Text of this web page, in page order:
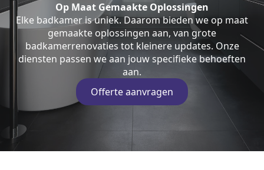
Op Maat Gemaakte Oplossingen
Elke badkamer is uniek. Daarom bieden we op maat
gemaakte oplossingen aan, van grote
badkamerrenovaties tot kleinere updates. Onze
diensten passen we aan jouw specifieke behoeften
aan.
Offerte aanvragen